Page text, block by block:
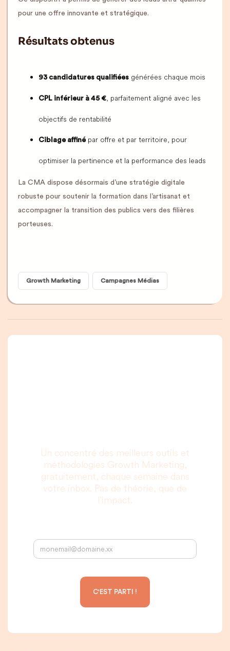
pour une offre innovante et stratégique.
Résultats obtenus
93 candidatures qualifiées générées chaque mois
CPL inférieur à 45 €, parfaitement aligné avec les
objectifs de rentabilité
Ciblage affinépar offre et par territoire, pour
optimiser la pertinence et la performance des leads
La CMA dispose désormais d’une stratégie digitale
robuste pour soutenir la formation dans l’artisanat et
accompagner la transition des publics vers des filières
porteuses.
Growth Marketing Campagnes Médias
Un concentré des meilleurs outils et
méthodologies Growth Marketing,
gratuitement, chaque semaine dans
votre inbox. Pas de théorie, que de
l’impact.